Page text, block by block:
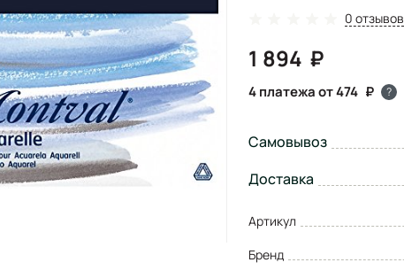
0 отзывов
1 894
4 платежа от 474 ?
Самовывоз
Доставка
Артикул
Бренд